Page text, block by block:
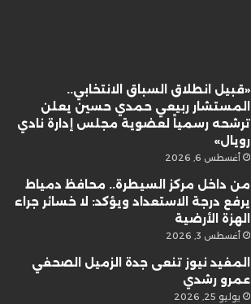
«قبيل انطلاق السباق الانتخابي..
المستشار ربيعي حمدي حسين يعلن
ترشحه رسمياً لعضوية مجلس إدارة نادي
رويال»
أغسطس 6, 2026
من داخل مركز السيطرة.. محافظ دمياط
يرفع درجة الاستعداد ويؤكد: لا خسائر جراء
الهزة الأرضية
أغسطس 3, 2026
المفيد نيوز تنعى جدة الزميل الصحفي
عمرو رشدي
يوليو 25, 2026